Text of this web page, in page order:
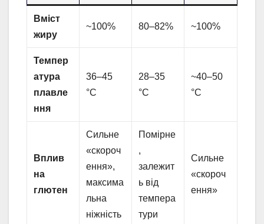
Вміст
жиру
~100% 80–82% ~100%
Темпер
атура
плавле
ння
36–45
°C
28–35
°C
~40–50
°C
Вплив
на
глютен
Сильне
«скороч
ення»,
максима
льна
ніжність
Помірне
,
залежит
ь від
темпера
тури
Сильне
«скороч
ення»